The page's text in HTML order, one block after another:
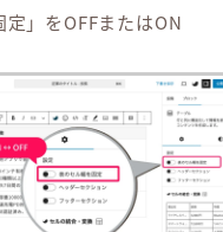
定」をOFFまたはON